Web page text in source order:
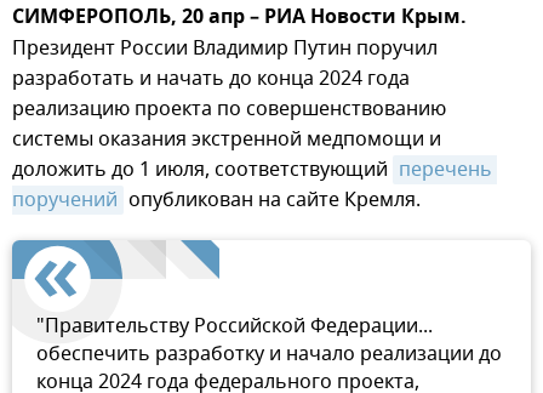
СИМФЕРОПОЛЬ, 20 апр – РИА Новости Крым.
Президент России Владимир Путин поручил
разработать и начать до конца 2024 года
реализацию проекта по совершенствованию
системы оказания экстренной медпомощи и
доложить до 1 июля, соответствующий перечень
поручений опубликован на сайте Кремля.
"Правительству Российской Федерации...
обеспечить разработку и начало реализации до
конца 2024 года федерального проекта,